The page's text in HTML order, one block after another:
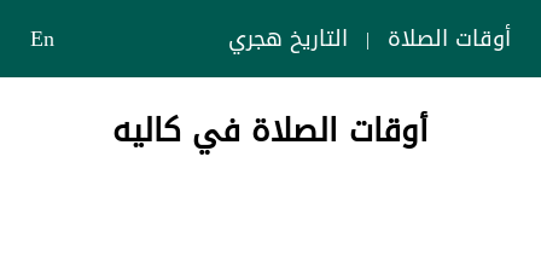
أوقات الصلاة | التاريخ هجري En
أوقات الصلاة في كاليه